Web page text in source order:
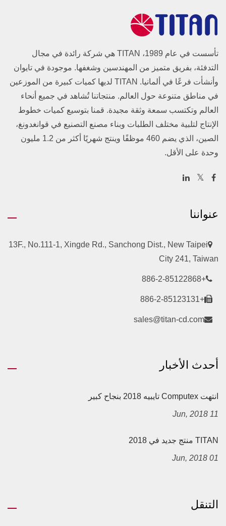
تأسست في عام 1989، TITAN هي شركة رائدة في مجال
التدفئة، بفريق متميز من المهندسين وشغفها. موجودة في تايوان
وأنشأت فرعًا في ألمانيا. TITAN لديها كميات كبيرة من الموزعين
في مناطق متنوعة حول العالم. منتجاتنا تُشاهد في جميع أنحاء
العالم وتكتسب سمعة وثقة مجيدة. قمنا بتوسيع كميات خطوط
الإنتاج لتلبية مختلف الطلبات وبناء مصنع التصنيع في قوانغدونغ،
الصين، الذي يضم 460 موظفًا وينتج شهريًا أكثر من 1.2 مليون
وحدة على الأقل.
عنواننا
13F., No.111-1, Xingde Rd., Sanchong Dist., New Taipei
City 241, Taiwan
+886-2-85122868
+886-2-85123131
sales@titan-cd.com
أحدث الأخبار
انتهت Computex تايبيه 2018 بنجاح كبير
11 Jun, 2018
TITAN منتج جديد في 2018
01 Jun, 2018
التنقل